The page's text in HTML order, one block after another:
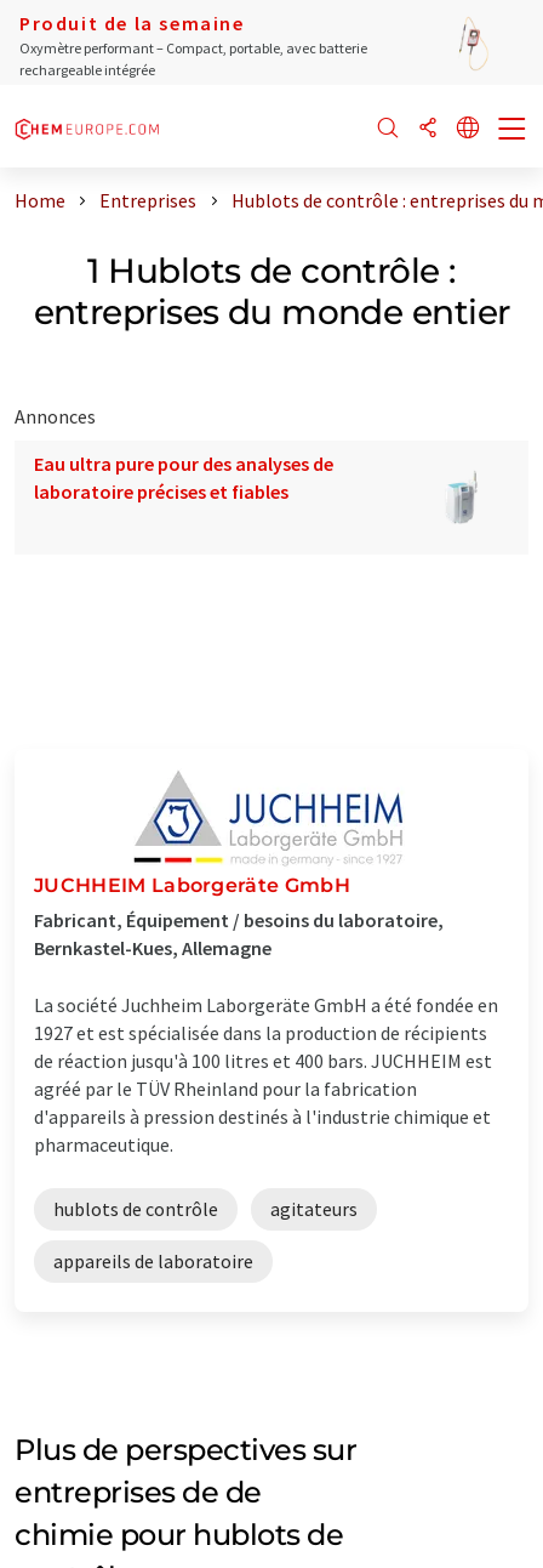
Produit de la semaine
Oxymètre performant – Compact, portable, avec batterie
rechargeable intégrée
Home Entreprises Hublots de contrôle : entreprises du
1 Hublots de contrôle :
entreprises du monde entier
Annonces
Eau ultra pure pour des analyses de
laboratoire précises et fiables
JUCHHEIM Laborgeräte GmbH
Fabricant, Équipement / besoins du laboratoire,
Bernkastel-Kues, Allemagne
La société Juchheim Laborgeräte GmbH a été fondée en
1927 et est spécialisée dans la production de récipients
de réaction jusqu'à 100 litres et 400 bars. JUCHHEIM est
agréé par le TÜV Rheinland pour la fabrication
d'appareils à pression destinés à l'industrie chimique et
pharmaceutique.
hublots de contrôle agitateurs
appareils de laboratoire
Plus de perspectives sur
entreprises de de
chimie pour hublots de